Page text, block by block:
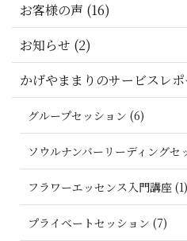
お客様の声 (16)
お知らせ (2)
かげやままりのサービスレ
グループセッション (6)
ソウルナンバーリーディングセ
フラワーエッセンス入門講座 (1)
プライベートセッション (7)